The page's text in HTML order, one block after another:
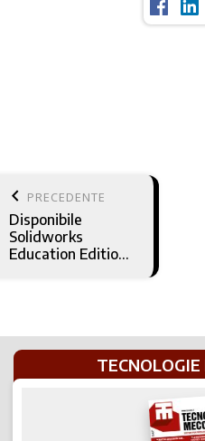
keyboard_arrow_left PRECEDENTE
Disponibile
Solidworks
Education Edition
TECNOLOGIE